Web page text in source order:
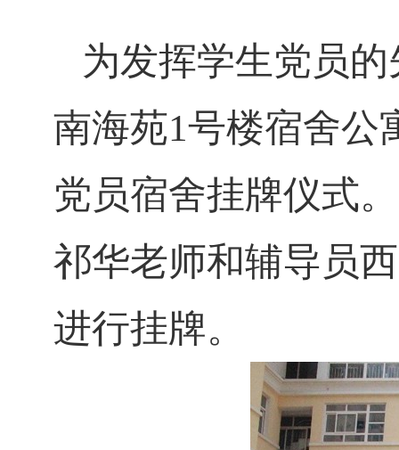
为发挥学生党员
南海苑1号楼宿舍公
党员宿舍挂牌仪式
祁华老师和辅导员
进行挂牌。